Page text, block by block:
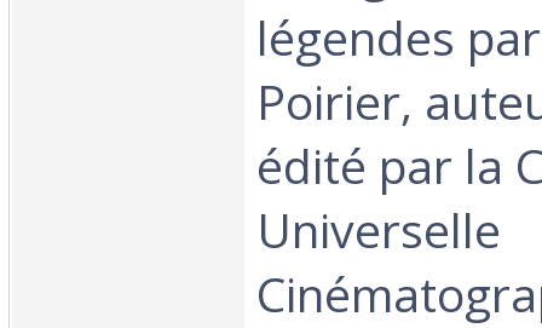
légendes
Poirier,
édité par la
Universelle